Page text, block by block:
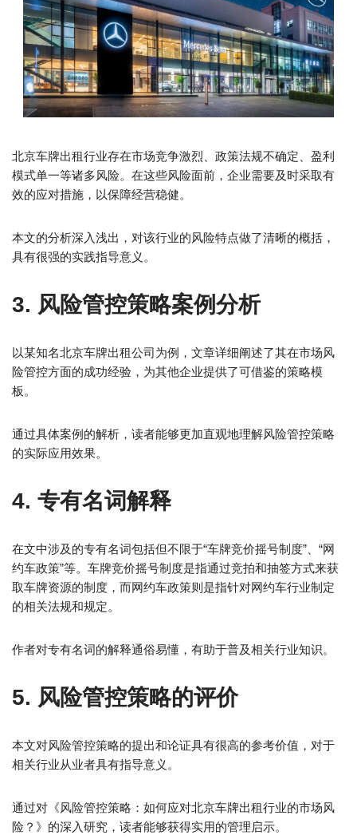
北京车牌出租行业存在市场竞争激烈、政策法规不确定、盈利
模式单一等诸多风险。在这些风险面前，企业需要及时采取有
效的应对措施，以保障经营稳健。
本文的分析深入浅出，对该行业的风险特点做了清晰的概括，
具有很强的实践指导意义。
3. 风险管控策略案例分析
以某知名北京车牌出租公司为例，文章详细阐述了其在市场风
险管控方面的成功经验，为其他企业提供了可借鉴的策略模
板。
通过具体案例的解析，读者能够更加直观地理解风险管控策略
的实际应用效果。
4. 专有名词解释
在文中涉及的专有名词包括但不限于“车牌竞价摇号制度”、“网
约车政策”等。车牌竞价摇号制度是指通过竞拍和抽签方式来获
取车牌资源的制度，而网约车政策则是指针对网约车行业制定
的相关法规和规定。
作者对专有名词的解释通俗易懂，有助于普及相关行业知识。
5. 风险管控策略的评价
本文对风险管控策略的提出和论证具有很高的参考价值，对于
相关行业从业者具有指导意义。
通过对《风险管控策略：如何应对北京车牌出租行业的市场风
险？》的深入研究，读者能够获得实用的管理启示。